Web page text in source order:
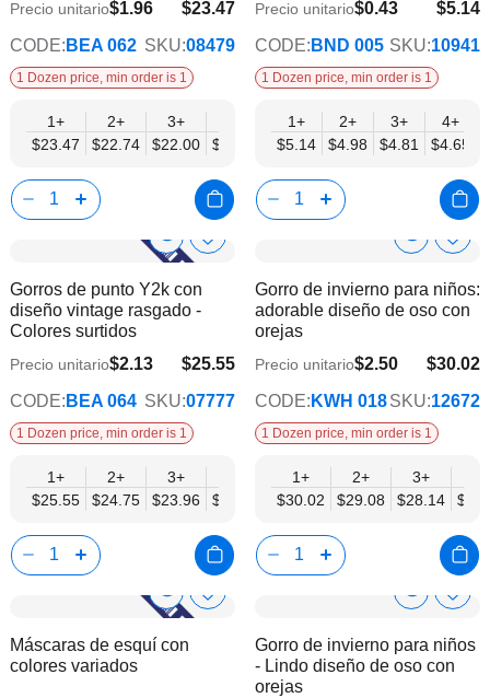
deseos
$23.47
$19.07
Precio unitario$1.96
CODE: BEA 062 SKU:08479
1 Dozen price, min order is 1
1+
$23.47
2+
$22.74
3+
$22.00
$21.27
6+
$20.54
9+
$19.80
12+
$19.07
$5.14
$4.17
Precio unitario$0.43
CODE: BND 005 SKU:10941
1 Dozen price, min order is 1
1+
$5.14
2+
$4.98
3+
$4.81
4+
$4.65
Show
Info
Añadir
deseos
Gorros de punto Y2k con
diseño vintage rasgado -
Colores surtidos
$25.55
$20.76
Precio unitario$2.13
CODE: BEA 064 SKU:07777
1 Dozen price, min order is 1
1+
$25.55
2+
$24.75
3+
$23.96
$23.16
6+
$22.36
9+
$21.56
12+
$20.76
Show
Info la
lista
Gorro de invierno para niños:
adorable diseño de oso con
orejas
$30.02
$24.39
Precio unitario$2.50
CODE: KWH 018SKU:12672
1 Dozen price, min order is 1
1+
$30.02
2+
$29.08
3+
$28.14
Show
Info
Añadir
Máscaras de esquí con
colores variados
Show
Info la
lista
Gorro de invierno para niños
- Lindo diseño de oso con
orejas